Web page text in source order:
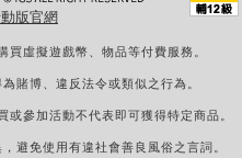
版官網
虛擬遊戲幣、物品等付費服務。
賭博、違反法令或類似之行為。
參加活動不代表即可獲得特定商品。
避免使用有違社會善良風俗之言詞。